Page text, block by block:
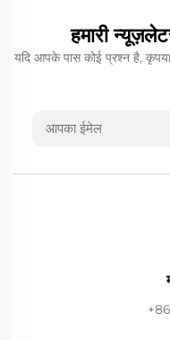
हमारी
यदि आपके पास कोई प्रश्न है,